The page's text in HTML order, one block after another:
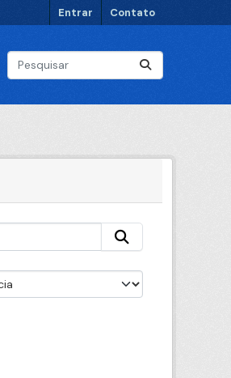
Entrar Contato